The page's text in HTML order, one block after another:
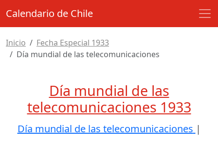
Calendario de Chile
Inicio
Fecha Especial 1933
Día mundial de las telecomunicaciones
Día mundial de las
telecomunicaciones 1933
Día mundial de las telecomunicaciones |